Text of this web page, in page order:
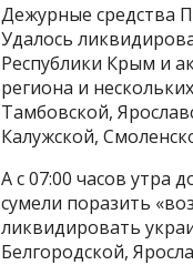
Дежурные средства
Удалось
Республики Крым и
региона и
Тамбовской,
Калужской,
А с 07:00 часов утра
сумели поразить
ликвидировать
Белгородской,